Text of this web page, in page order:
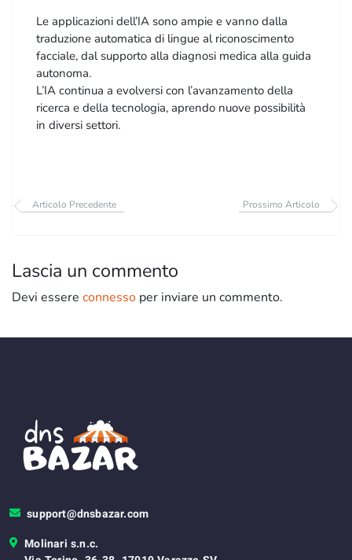
Le applicazioni dell’IA sono ampie e vanno dalla
traduzione automatica di lingue al riconoscimento
facciale, dal supporto alla diagnosi medica alla guida
autonoma.
L’IA continua a evolversi con l’avanzamento della
ricerca e della tecnologia, aprendo nuove possibilità
in diversi settori.
Articolo Precedente Prossimo Articolo
Lascia un commento
Devi essere connesso per inviare un commento.
support@dnsbazar.com
Molinari s.n.c.